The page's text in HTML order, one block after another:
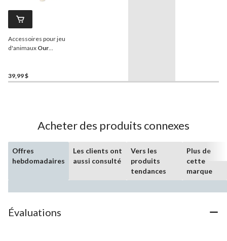
Accessoires pour jeu
d'animaux Our
39,99 $
Acheter des produits connexes
Offres
hebdomadaires
Les clients ont
aussi consulté
Vers les
produits
tendances
Plus de
cette
marque
Évaluations